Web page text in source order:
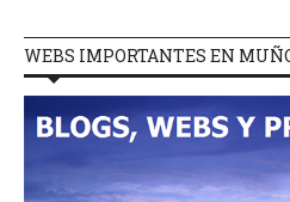
WEBS IMPORTANTES EN